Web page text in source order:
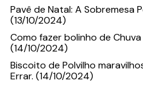
Pavê de Natal: A Sobremesa
(13/10/2024)
Como fazer bolinho de
(14/10/2024)
Biscoito de Polvilho
Errar. (14/10/2024)